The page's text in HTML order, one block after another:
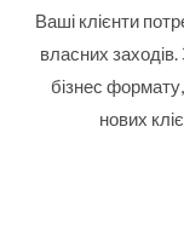
Ваші клієнти
власних заходів.
бізнес
нових